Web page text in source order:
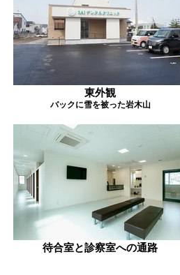
東外観
バックに雪を被った岩木山
待合室と診察室への通路